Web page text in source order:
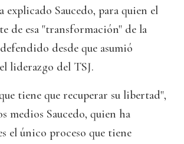
Saucedo, para quien el
de esa "transformación" de la
desde que asumió
liderazgo del TSJ.
tiene que recuperar su libertad",
medios Saucedo, quien ha
el único proceso que tiene